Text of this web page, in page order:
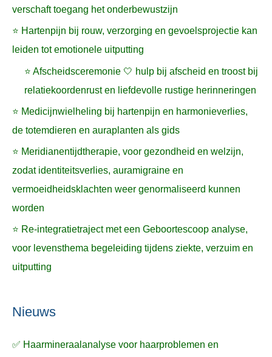
verschaft toegang het onderbewustzijn
⭐ Hartenpijn bij rouw, verzorging en gevoelsprojectie kan
leiden tot emotionele uitputting
⭐ Afscheidsceremonie 🤍 hulp bij afscheid en troost bij
relatiekoordenrust en liefdevolle rustige herinneringen
⭐ Medicijnwielheling bij hartenpijn en harmonieverlies,
de totemdieren en auraplanten als gids
⭐ Meridianentijdtherapie, voor gezondheid en welzijn,
zodat identiteitsverlies, auramigraine en
vermoeidheidsklachten weer genormaliseerd kunnen
worden
⭐ Re-integratietraject met een Geboortescoop analyse,
voor levensthema begeleiding tijdens ziekte, verzuim en
uitputting
Nieuws
✅ Haarmineraalanalyse voor haarproblemen en